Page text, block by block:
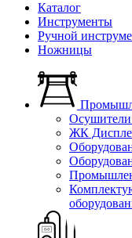
Каталог
Инструменты
Ручной
Ножницы
Осушители
ЖК